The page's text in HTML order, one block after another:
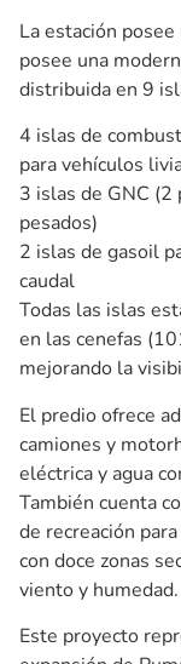
La estación
posee una
distribuida en 9
4 islas de
para vehículos
3 islas de GNC (2
pesados)
2 islas de gasoil
caudal
Todas las islas
en las cenefas
mejorando la
El predio ofrece
camiones y
eléctrica y agua
También cuenta
de recreación
con doce zonas
viento y humedad.
Este proyecto